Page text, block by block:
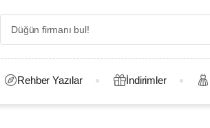
Rehber Yazılar İndirimler